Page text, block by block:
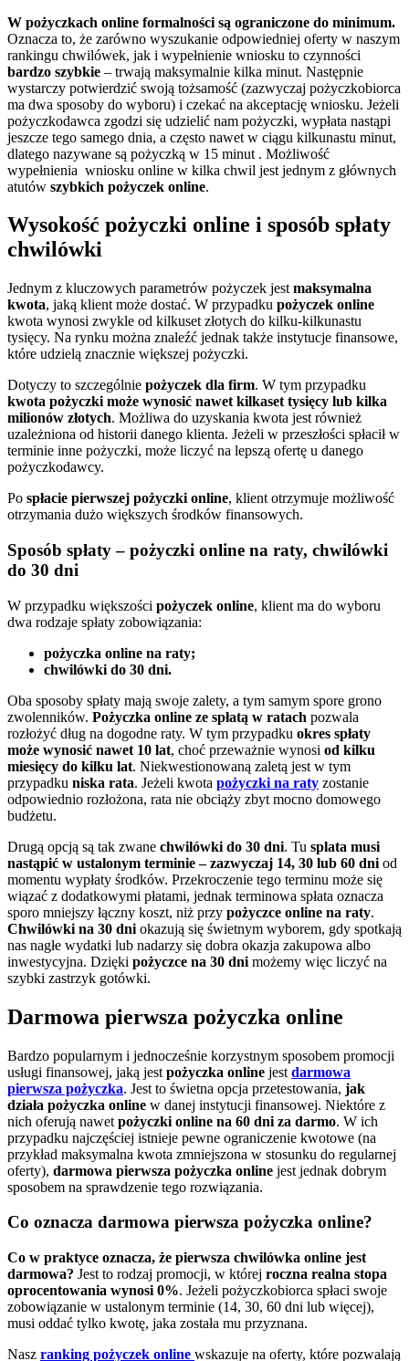
W pożyczkach online formalności są ograniczone do minimum.
Oznacza to, że zarówno wyszukanie odpowiedniej oferty w naszym
rankingu chwilówek, jak i wypełnienie wniosku to czynności
bardzo szybkie – trwają maksymalnie kilka minut. Następnie
wystarczy potwierdzić swoją tożsamość (zazwyczaj pożyczkobiorca
ma dwa sposoby do wyboru) i czekać na akceptację wniosku. Jeżeli
pożyczkodawca zgodzi się udzielić nam pożyczki, wypłata nastąpi
jeszcze tego samego dnia, a często nawet w ciągu kilkunastu minut,
dlatego nazywane są pożyczką w 15 minut . Możliwość
wypełnienia wniosku online w kilka chwil jest jednym z głównych
atutów szybkich pożyczek online.
Wysokość pożyczki online i sposób spłaty
chwilówki
Jednym z kluczowych parametrów pożyczek jest maksymalna
kwota, jaką klient może dostać. W przypadku pożyczek online
kwota wynosi zwykle od kilkuset złotych do kilku-kilkunastu
tysięcy. Na rynku można znaleźć jednak także instytucje finansowe,
które udzielą znacznie większej pożyczki.
Dotyczy to szczególnie pożyczek dla firm. W tym przypadku
kwota pożyczki może wynosić nawet kilkaset tysięcy lub kilka
milionów złotych. Możliwa do uzyskania kwota jest również
uzależniona od historii danego klienta. Jeżeli w przeszłości spłacił w
terminie inne pożyczki, może liczyć na lepszą ofertę u danego
pożyczkodawcy.
Po spłacie pierwszej pożyczki online, klient otrzymuje możliwość
otrzymania dużo większych środków finansowych.
Sposób spłaty – pożyczki online na raty, chwilówki
do 30 dni
W przypadku większości pożyczek online, klient ma do wyboru
dwa rodzaje spłaty zobowiązania:
pożyczka online na raty;
chwilówki do 30 dni.
Oba sposoby spłaty mają swoje zalety, a tym samym spore grono
zwolenników. Pożyczka online ze spłatą w ratach pozwala
rozłożyć dług na dogodne raty. W tym przypadku okres spłaty
może wynosić nawet 10 lat, choć przeważnie wynosi od kilku
miesięcy do kilku lat. Niekwestionowaną zaletą jest w tym
przypadku niska rata. Jeżeli kwota pożyczki na raty zostanie
odpowiednio rozłożona, rata nie obciąży zbyt mocno domowego
budżetu.
Drugą opcją są tak zwane chwilówki do 30 dni. Tu splata musi
nastąpić w ustalonym terminie – zazwyczaj 14, 30 lub 60 dni od
momentu wypłaty środków. Przekroczenie tego terminu może się
wiązać z dodatkowymi płatami, jednak terminowa spłata oznacza
sporo mniejszy łączny koszt, niż przy pożyczce online na raty.
Chwilówki na 30 dni okazują się świetnym wyborem, gdy spotkają
nas nagłe wydatki lub nadarzy się dobra okazja zakupowa albo
inwestycyjna. Dzięki pożyczce na 30 dni możemy więc liczyć na
szybki zastrzyk gotówki.
Darmowa pierwsza pożyczka online
Bardzo popularnym i jednocześnie korzystnym sposobem promocji
usługi finansowej, jaką jest pożyczka online jest darmowa
pierwsza pożyczka. Jest to świetna opcja przetestowania, jak
działa pożyczka online w danej instytucji finansowej. Niektóre z
nich oferują nawet pożyczki online na 60 dni za darmo. W ich
przypadku najczęściej istnieje pewne ograniczenie kwotowe (na
przykład maksymalna kwota zmniejszona w stosunku do regularnej
oferty), darmowa pierwsza pożyczka online jest jednak dobrym
sposobem na sprawdzenie tego rozwiązania.
Co oznacza darmowa pierwsza pożyczka online?
Co w praktyce oznacza, że pierwsza chwilówka online jest
darmowa? Jest to rodzaj promocji, w której roczna realna stopa
oprocentowania wynosi 0%. Jeżeli pożyczkobiorca spłaci swoje
zobowiązanie w ustalonym terminie (14, 30, 60 dni lub więcej),
musi oddać tylko kwotę, jaka została mu przyznana.
Nasz ranking pożyczek online wskazuje na oferty, które pozwalają